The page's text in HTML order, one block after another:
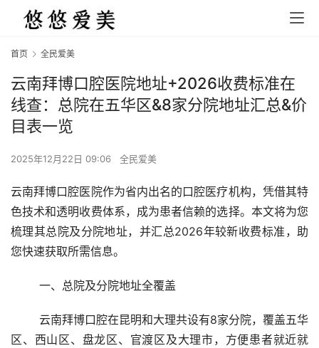
首页 全民爱美
云南拜博口腔医院地址+2026收费标准在
线查：总院在五华区&8家分院地址汇总&价
目表一览
2025年12月22日 09:06 全民爱美
云南拜博口腔医院作为省内出名的口腔医疗机构，凭借其特
色技术和透明收费体系，成为患者信赖的选择。本文将为您
梳理其总院及分院地址，并汇总2026年较新收费标准，助
您快速获取所需信息。
	一、总院及分院地址全覆盖
区、西山区、盘龙区、官渡区及大理市，方便患者就近就